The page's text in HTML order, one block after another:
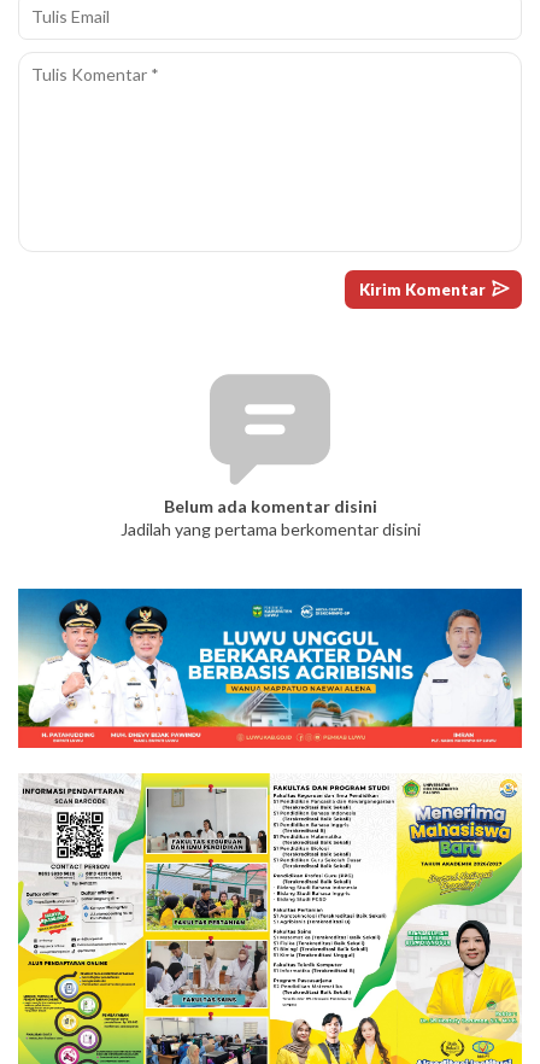
Belum ada komentar disini
Jadilah yang pertama berkomentar disini